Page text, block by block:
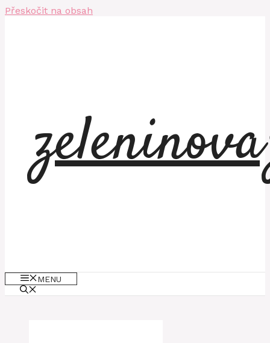
Přeskočit na obsah
MENU